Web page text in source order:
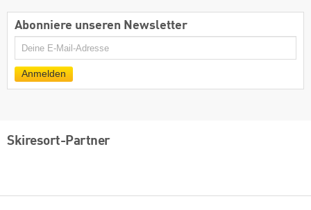
Abonniere unseren Newsletter
E-
Anmelden
Skiresort-Partner